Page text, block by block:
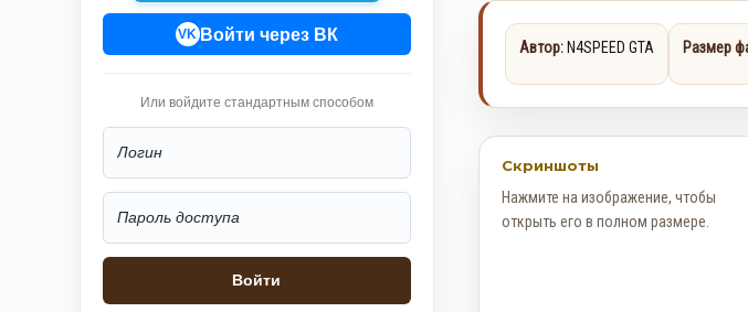
VK Войти через ВК
Или войдите стандартным способом
Автор:N4SPEED GTA Размер
Скриншоты
Нажмите на изображение, чтобы
открыть его в полном размере.